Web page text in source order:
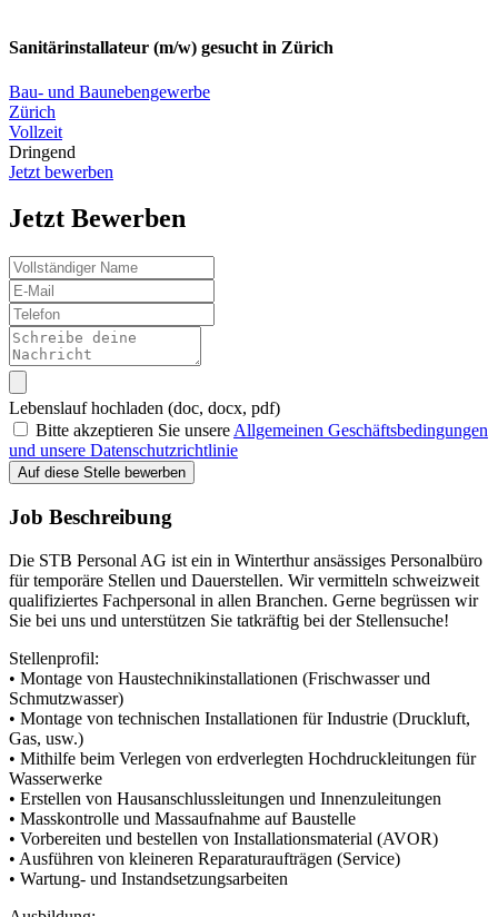
Sanitärinstallateur (m/w) gesucht in Zürich
Bau- und Baunebengewerbe
Zürich
Vollzeit
Dringend
Jetzt bewerben
Jetzt Bewerben
Lebenslauf hochladen (doc, docx, pdf)
Bitte akzeptieren Sie unsere Allgemeinen Geschäftsbedingungen
und unsere Datenschutzrichtlinie
Auf diese Stelle bewerben
Job Beschreibung
Die STB Personal AG ist ein in Winterthur ansässiges Personalbüro
für temporäre Stellen und Dauerstellen. Wir vermitteln schweizweit
qualifiziertes Fachpersonal in allen Branchen. Gerne begrüssen wir
Sie bei uns und unterstützen Sie tatkräftig bei der Stellensuche!
Stellenprofil:
• Montage von Haustechnikinstallationen (Frischwasser und
Schmutzwasser)
• Montage von technischen Installationen für Industrie (Druckluft,
Gas, usw.)
• Mithilfe beim Verlegen von erdverlegten Hochdruckleitungen für
Wasserwerke
• Erstellen von Hausanschlussleitungen und Innenzuleitungen
• Masskontrolle und Massaufnahme auf Baustelle
• Vorbereiten und bestellen von Installationsmaterial (AVOR)
• Ausführen von kleineren Reparaturaufträgen (Service)
• Wartung- und Instandsetzungsarbeiten